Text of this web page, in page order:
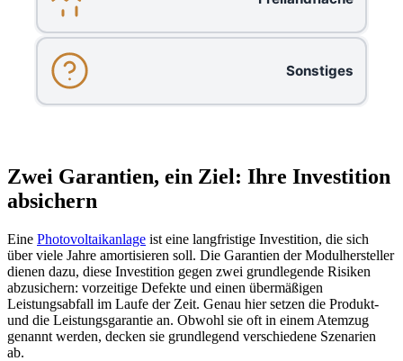
Sonstiges
Zwei Garantien, ein Ziel: Ihre Investition
absichern
Eine Photovoltaikanlage ist eine langfristige Investition, die sich
über viele Jahre amortisieren soll. Die Garantien der Modulhersteller
dienen dazu, diese Investition gegen zwei grundlegende Risiken
abzusichern: vorzeitige Defekte und einen übermäßigen
Leistungsabfall im Laufe der Zeit. Genau hier setzen die Produkt-
und die Leistungsgarantie an. Obwohl sie oft in einem Atemzug
genannt werden, decken sie grundlegend verschiedene Szenarien
ab.